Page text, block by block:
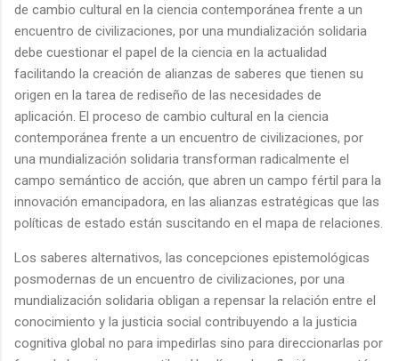
de cambio cultural en la ciencia contemporánea frente a un
encuentro de civilizaciones, por una mundialización solidaria
debe cuestionar el papel de la ciencia en la actualidad
facilitando la creación de alianzas de saberes que tienen su
origen en la tarea de rediseño de las necesidades de
aplicación. El proceso de cambio cultural en la ciencia
contemporánea frente a un encuentro de civilizaciones, por
una mundialización solidaria transforman radicalmente el
campo semántico de acción, que abren un campo fértil para la
innovación emancipadora, en las alianzas estratégicas que las
políticas de estado están suscitando en el mapa de relaciones.
Los saberes alternativos, las concepciones epistemológicas
posmodernas de un encuentro de civilizaciones, por una
mundialización solidaria obligan a repensar la relación entre el
conocimiento y la justicia social contribuyendo a la justicia
cognitiva global no para impedirlas sino para direccionarlas por